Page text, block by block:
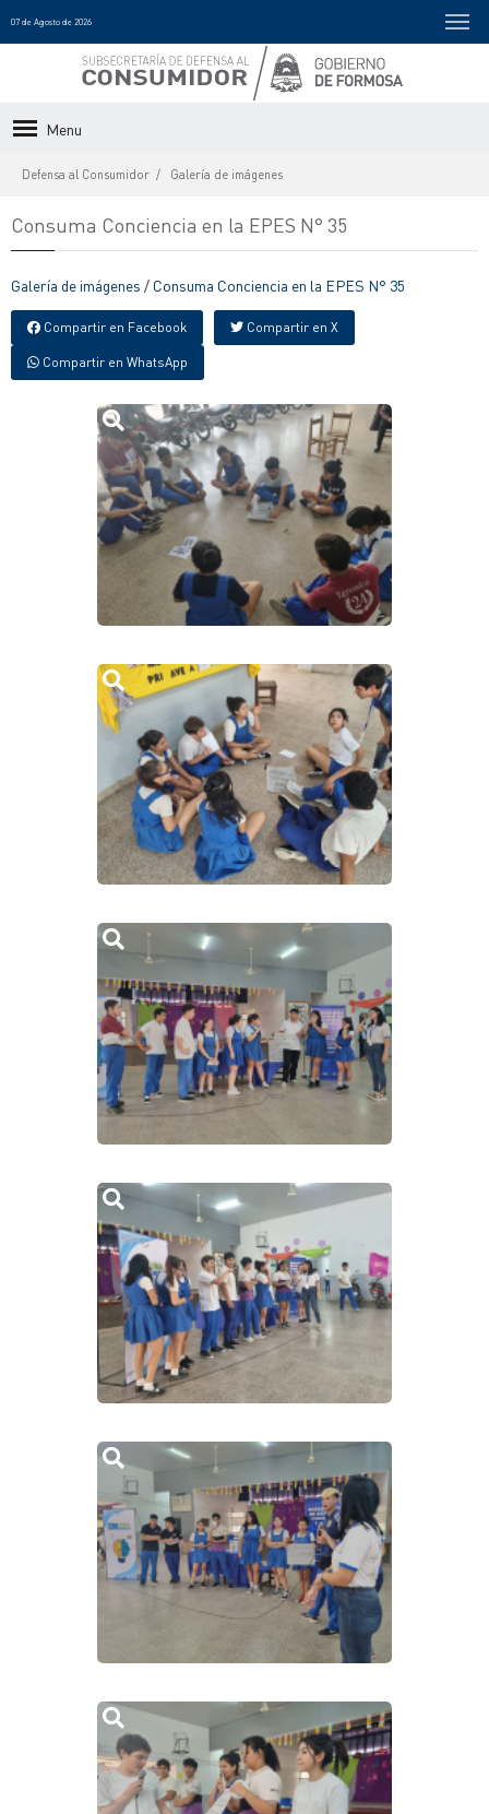
07 de Agosto de 2026
Menu
Defensa al Consumidor Galería de imágenes
Consuma Conciencia en la EPES N° 35
Galería de imágenes / Consuma Conciencia en la EPES N° 35
Compartir en Facebook Compartir en X
Compartir en WhatsApp